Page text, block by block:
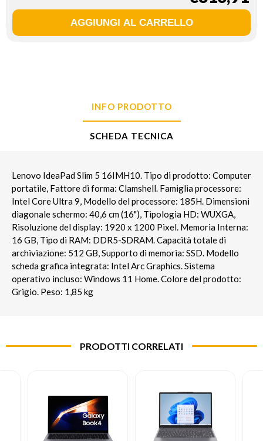
INFO PRODOTTO
SCHEDA TECNICA
Lenovo IdeaPad Slim 5 16IMH10. Tipo di prodotto: Computer
portatile, Fattore di forma: Clamshell. Famiglia processore:
Intel Core Ultra 9, Modello del processore: 185H. Dimensioni
diagonale schermo: 40,6 cm (16"), Tipologia HD: WUXGA,
Risoluzione del display: 1920 x 1200 Pixel. Memoria Interna:
16 GB, Tipo di RAM: DDR5-SDRAM. Capacità totale di
archiviazione: 512 GB, Supporto di memoria: SSD. Modello
scheda grafica integrata: Intel Arc Graphics. Sistema
operativo incluso: Windows 11 Home. Colore del prodotto:
Grigio. Peso: 1,85 kg
PRODOTTI CORRELATI